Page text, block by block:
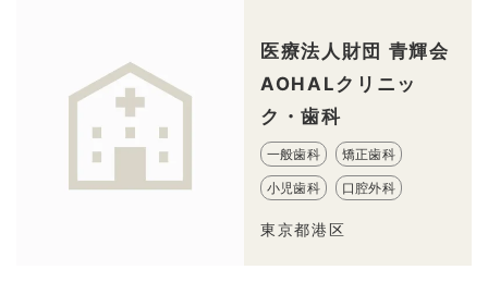
医療法人財団 青輝会
AOHALクリニッ
ク・歯科
一般歯科 矯正歯科
小児歯科 口腔外科
東京都港区